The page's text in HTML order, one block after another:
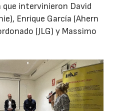
que intervinieron David
Enrique García (Ahern
(JLG) y Massimo